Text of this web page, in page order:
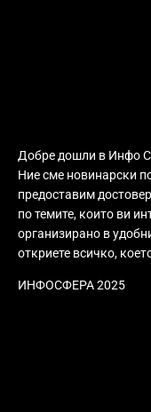
Добре дошли в Инфо
Ние сме новинарски
предоставим
по темите, които ви
организирано в
откриете всичко,
ИНФОСФЕРА 2025